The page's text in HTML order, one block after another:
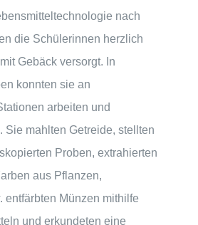
nach
die Schülerinnen herzlich
Gebäck versorgt. In
konnten sie an
arbeiten und
Sie mahlten Getreide, stellten
Proben, extrahierten
aus Pflanzen,
entfärbten Münzen mithilfe
und erkundeten eine